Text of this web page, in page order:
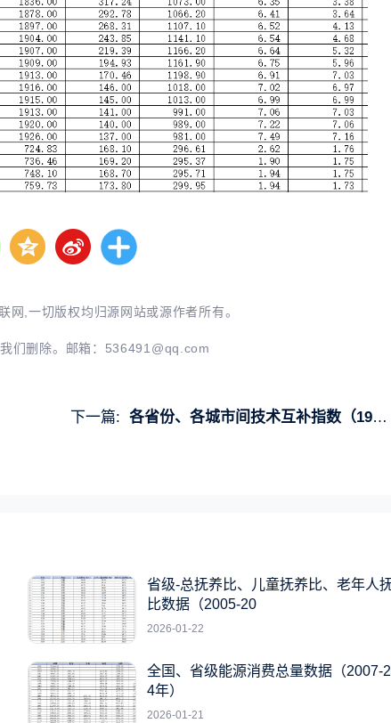
网,一切版权均归源网站或源作者所有。
们删除。邮箱： 536491@qq.com
下一篇: 各省份、各城市间技术互补指数（1985-2024年）
省级-总抚养比、儿童抚养比、老年人
比数据（2005-20
2026-01-22
全国、省级能源消费总量数据（2007-
4年）
2026-01-21